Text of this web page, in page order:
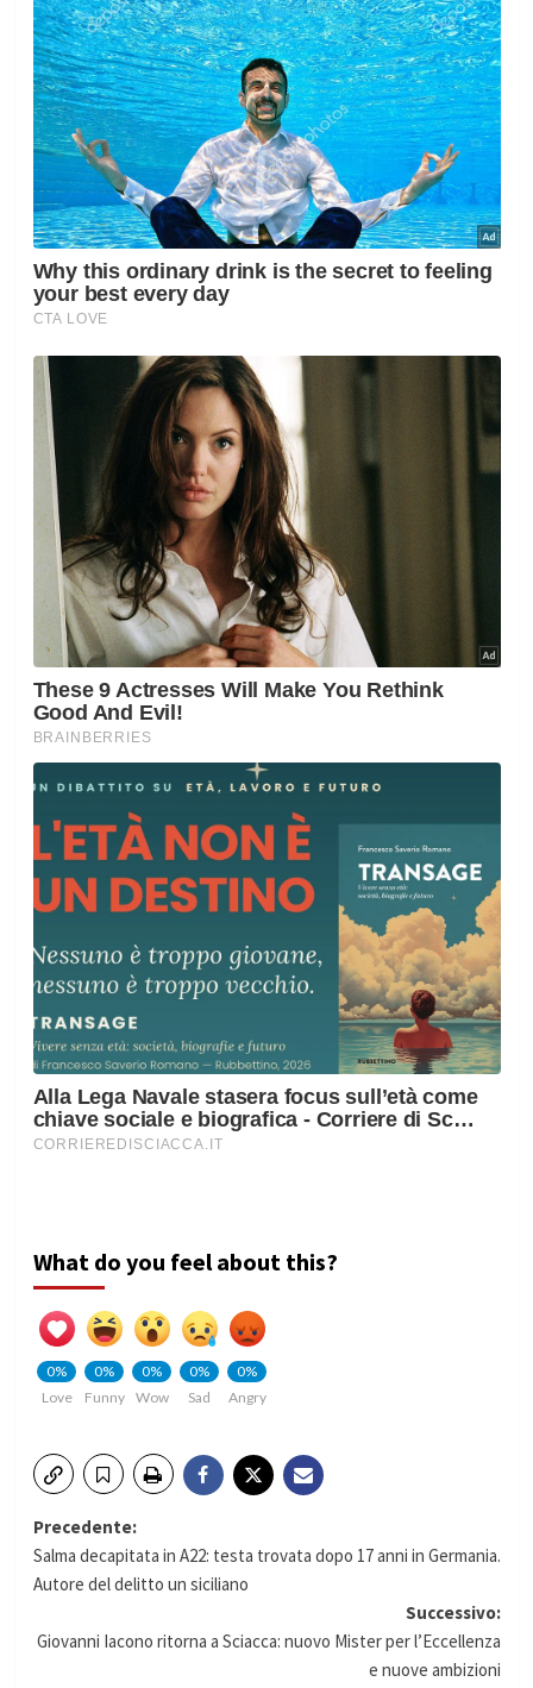
What do you feel about this?
0%
Love
0%
Funny
0%
Wow
0%
Sad
0%
Angry
Navigazione
articolo
Precedente:
Salma decapitata in A22: testa trovata dopo 17 anni in Germania.
Autore del delitto un siciliano
Successivo:
Giovanni Iacono ritorna a Sciacca: nuovo Mister per l’Eccellenza
e nuove ambizioni